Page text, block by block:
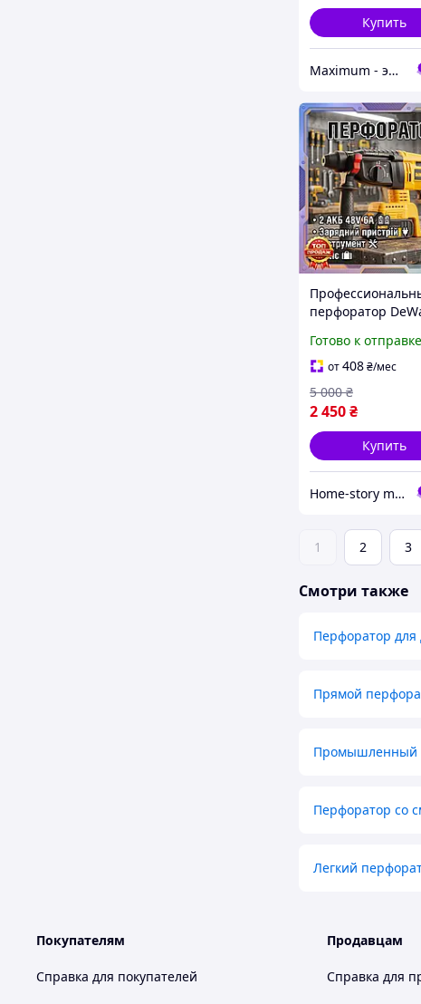
Купить
Maximum - электрические и бензиновый инструмент
перфоратор
аккумуляторный с
зарядным
для
пластиковом кейсе
Готово к отправке
от408₴/мес
2 450₴
5 000 ₴
Купить
Home-story market
1 2 3
Смотри также
Перфоратор для
Прямой
Промышленный
Перфоратор со
Легкий
Покупателям
Справка для покупателей
Продавцам
Справка для